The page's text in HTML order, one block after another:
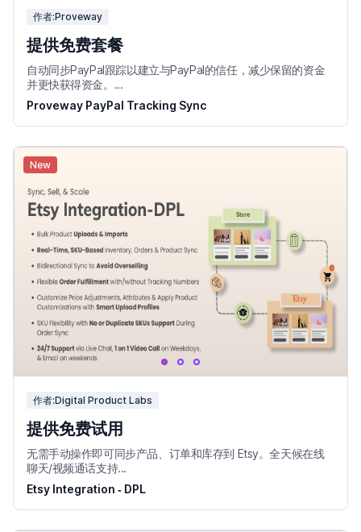
作者:Proveway
提供免费套餐
自动同步PayPal跟踪以建立与PayPal的信任，减少保留的资金
并更快获得资金。...
Proveway PayPal Tracking Sync
New
作者:Digital Product Labs
提供免费试用
无需手动操作即可同步产品、订单和库存到 Etsy。全天候在线
聊天/视频通话支持...
Etsy Integration ‑ DPL